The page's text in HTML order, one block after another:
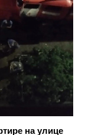
на улице